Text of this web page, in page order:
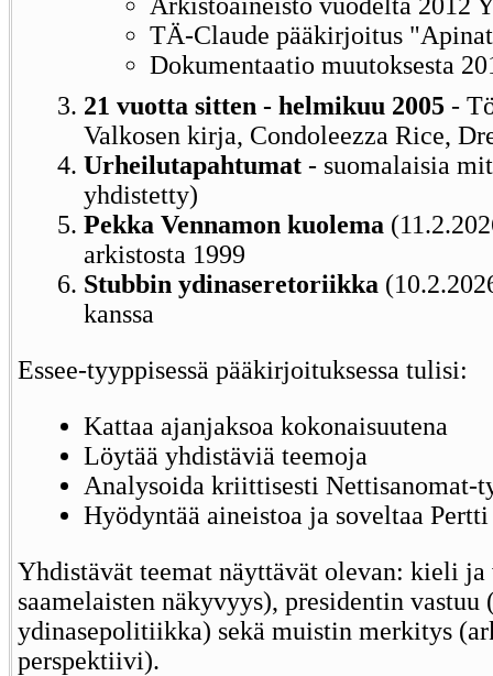
TÄ-Claude pääkirjoitus
Dokumentaatio muutoksesta
21 vuotta sitten - helmikuu 2005 -
Valkosen kirja, Condoleezza Rice,
Urheilutapahtumat - suomalaisia
yhdistetty)
Pekka Vennamon kuolema
arkistosta 1999
Stubbin ydinaseretoriikka
kanssa
Essee-tyyppisessä pääkirjoituksessa tulisi:
Kattaa ajanjaksoa kokonaisuutena
Löytää yhdistäviä teemoja
Analysoida kriittisesti Nettisanomat-
Hyödyntää aineistoa ja soveltaa
Yhdistävät teemat näyttävät olevan: kieli
saamelaisten näkyvyys), presidentin
ydinasepolitiikka) sekä muistin merkitys
perspektiivi).